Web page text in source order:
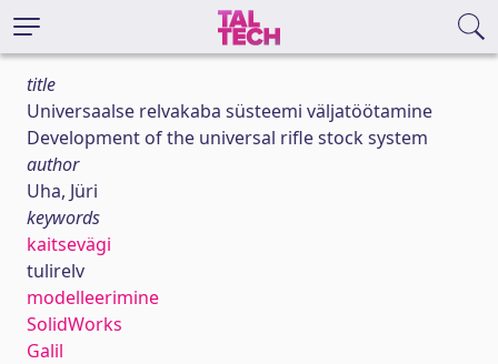
title
Universaalse relvakaba süsteemi väljatöötamine
Development of the universal rifle stock system
author
Uha, Jüri
keywords
kaitsevägi
tulirelv
modelleerimine
SolidWorks
Galil